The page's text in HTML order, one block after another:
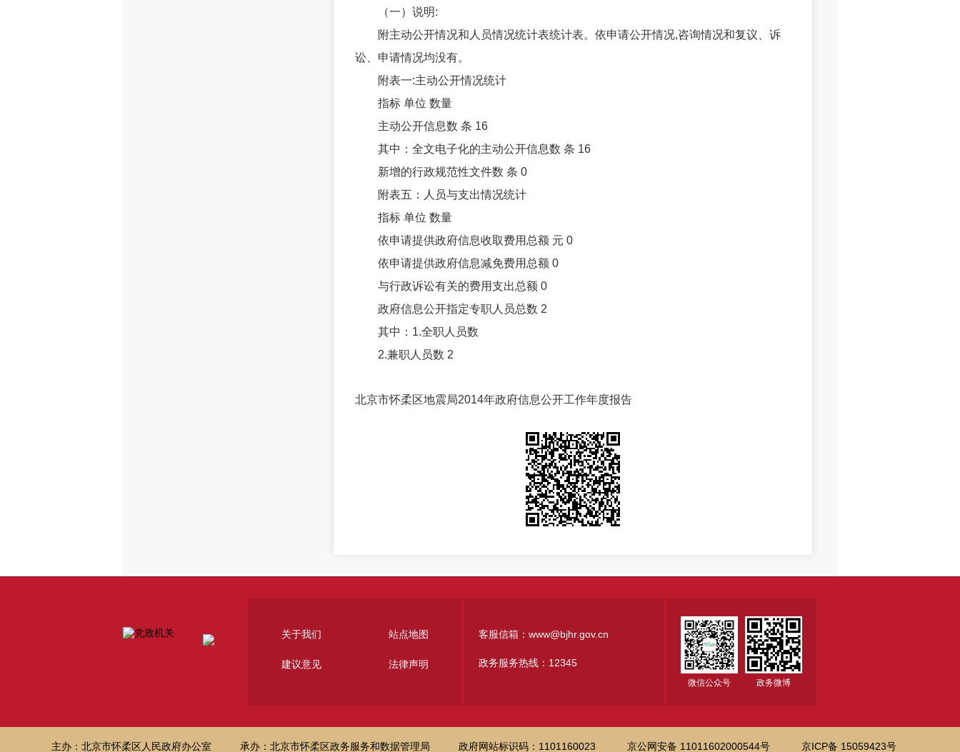
（一）说明:
附主动公开情况和人员情况统计表统计表。依申请公开情况,咨询情况和复议、诉
讼、申请情况均没有。
附表一:主动公开情况统计
指标 单位 数量
主动公开信息数 条 16
其中：全文电子化的主动公开信息数 条 16
新增的行政规范性文件数 条 0
附表五：人员与支出情况统计
指标 单位 数量
依申请提供政府信息收取费用总额 元 0
依申请提供政府信息减免费用总额 0
与行政诉讼有关的费用支出总额 0
政府信息公开指定专职人员总数 2
其中：1.全职人员数
2.兼职人员数 2
北京市怀柔区地震局2014年政府信息公开工作年度报告
关于我们 站点地图
建议意见 法律声明
客服信箱：www@bjhr.gov.cn
政务服务热线：12345
微信公众号 政务微博
主办：北京市怀柔区人民政府办公室 承办：北京市怀柔区政务服务和数据管理局 政府网站标识码：1101160023 京公网安备 11011602000544号 京ICP备 15059423号